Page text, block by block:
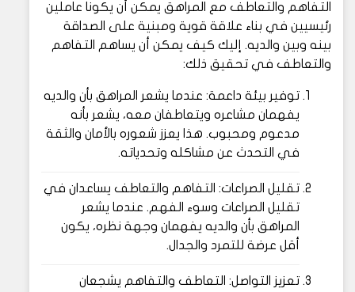
التفاهم والتعاطف مع المراهق يمكن أن يكونا عاملين
رئيسيين في بناء علاقة قوية ومبنية على الصداقة
بينه وبين والديه. إليك كيف يمكن أن يساهم التفاهم
والتعاطف في تحقيق ذلك:
توفير بيئة داعمة: عندما يشعر المراهق بأن والديه
يفهمان مشاعره ويتعاطفان معه، يشعر بأنه
مدعوم ومحبوب. هذا يعزز شعوره بالأمان والثقة
في التحدث عن مشاكله وتحدياته.
تقليل الصراعات: التفاهم والتعاطف يساعدان في
تقليل الصراعات وسوء الفهم. عندما يشعر
المراهق بأن والديه يفهمان وجهة نظره، يكون
أقل عرضة للتمرد والجدال.
تعزيز التواصل: التعاطف والتفاهم يشجعان